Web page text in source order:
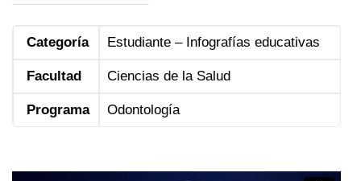
Categoría Estudiante – Infografías educativas
Facultad Ciencias de la Salud
Programa Odontología